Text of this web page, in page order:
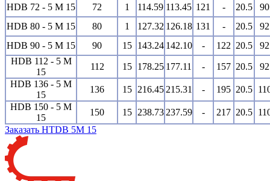
HDВ 72 - 5 M 15
72 1 114.59 113.45 121 - 20.5
90
HDВ 80 - 5 M 15
80 1 127.32 126.18 131 - 20.5
92
HDВ 90 - 5 M 15
90 15 143.24 142.10 - 122 20.5
92
HDВ 112 - 5 M
15
112 15 178.25 177.11 - 157 20.5
92
HDВ 136 - 5 M
15
136 15 216.45 215.31 - 195 20.5
HDВ 150 - 5 M
15
150 15 238.73 237.59 - 217 20.5
Заказать HTDB 5M 15